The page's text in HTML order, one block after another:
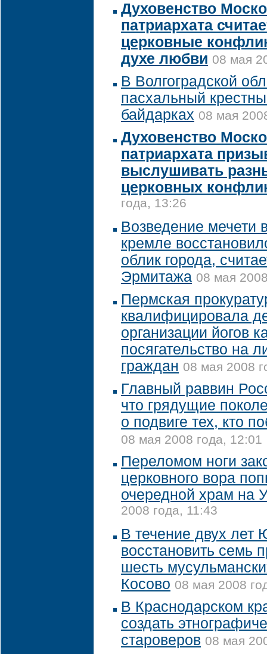
Духовенство
патриархата
церковные
духе любви 08 мая
В Волгоградской
пасхальный
байдарках 08 мая
Духовенство
патриархата
выслушивать
церковных
года, 13:26
Возведение мечети
кремле
облик города,
Эрмитажа 08 мая
Пермская
квалифицировала
организации йогов
посягательство на
граждан 08 мая 2008
Главный раввин
что грядущие
о подвиге тех, кто
08 мая 2008 года, 12:01
Переломом ноги
церковного вора
очередной храм на
2008 года, 11:43
В течение двух
восстановить семь
шесть
Косово 08 мая 2008
В Краснодарском
создать
староверов 08 мая